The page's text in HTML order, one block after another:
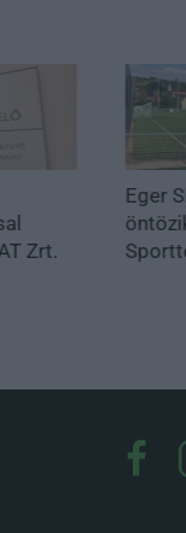
Zrt.
Eger